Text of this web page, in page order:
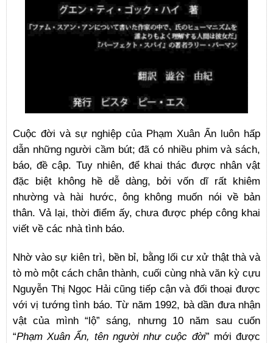
Cuộc đời và sự nghiệp của Phạm Xuân Ẩn luôn hấp
dẫn những người cầm bút; đã có nhiều phim và sách,
báo, đề cập. Tuy nhiên, để khai thác được nhân vật
đặc biệt không hề dễ dàng, bởi vốn dĩ rất khiêm
nhường và hài hước, ông không muốn nói về bản
thân. Vả lại, thời điểm ấy, chưa được phép công khai
viết về các nhà tình báo.
Nhờ vào sự kiên trì, bền bỉ, bằng lối cư xử thật thà và
tò mò một cách chân thành, cuối cùng nhà văn kỳ cựu
Nguyễn Thị Ngọc Hải cũng tiếp cận và đối thoại được
với vị tướng tình báo. Từ năm 1992, bà dần đưa nhận
vật của mình “lộ” sáng, nhưng 10 năm sau cuốn
“Phạm Xuân Ẩn, tên người như cuộc đời” mới được